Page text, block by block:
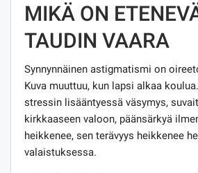
MIKÄ ON
TAUDIN VAARA
Synnynnäinen astigmatismi on
Kuva muuttuu, kun lapsi alkaa
stressin lisääntyessä väsymys,
kirkkaaseen valoon, päänsärkyä
heikkenee, sen terävyys heikkenee
valaistuksessa.